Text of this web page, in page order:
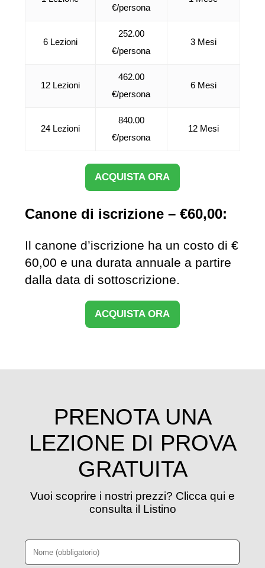
€/persona
6 Lezioni
252.00
€/persona
3 Mesi
12 Lezioni
462.00
€/persona
6 Mesi
24 Lezioni
840.00
€/persona
12 Mesi
ACQUISTA ORA
Canone di iscrizione – €60,00:
Il canone d’iscrizione ha un costo di €
60,00 e una durata annuale a partire
dalla data di sottoscrizione.
ACQUISTA ORA
PRENOTA UNA
LEZIONE DI PROVA
GRATUITA
Vuoi scoprire i nostri prezzi? Clicca qui e
consulta il Listino